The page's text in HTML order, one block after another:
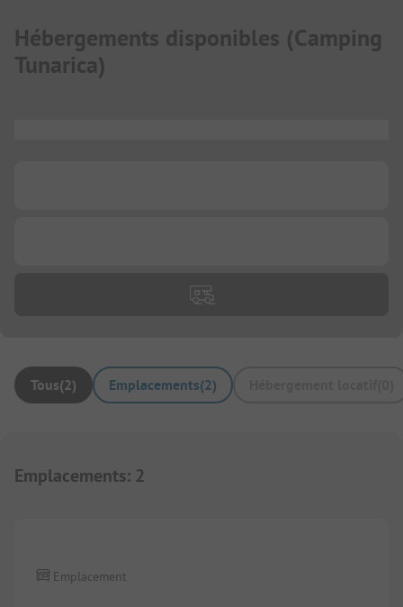
Hébergements disponibles (Camping
Tunarica)
Tous(2) Emplacements(2)
Emplacements: 2
Emplacement